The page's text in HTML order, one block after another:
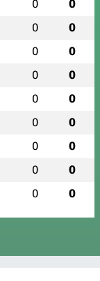
0 0
0 0
0 0
0 0
0 0
0 0
0 0
0 0
0 0